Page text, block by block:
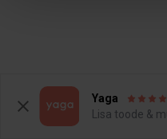
Yaga
Lisa toode &